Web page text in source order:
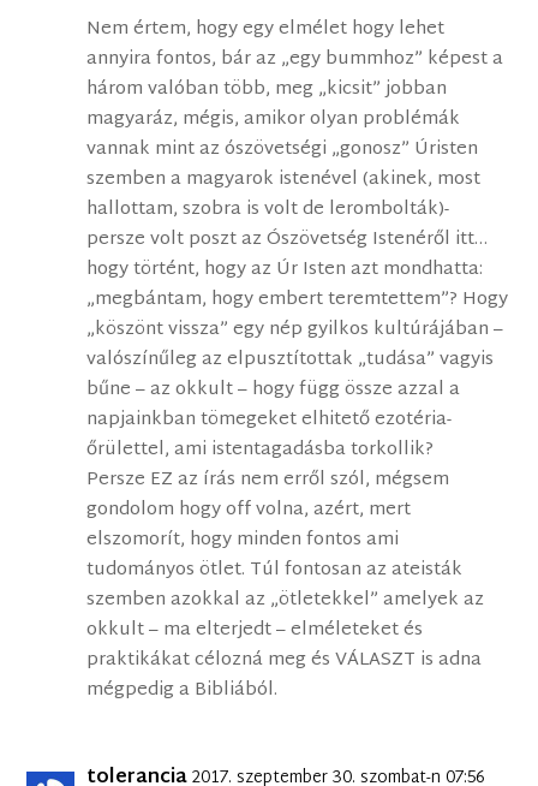
Nem értem, hogy egy elmélet hogy lehet
annyira fontos, bár az „egy bummhoz” képest a
három valóban több, meg „kicsit” jobban
magyaráz, mégis, amikor olyan problémák
vannak mint az ószövetségi „gonosz” Úristen
szemben a magyarok istenével (akinek, most
hallottam, szobra is volt de lerombolták)-
persze volt poszt az Ószövetség Istenéről itt…
hogy történt, hogy az Úr Isten azt mondhatta:
„megbántam, hogy embert teremtettem”? Hogy
„köszönt vissza” egy nép gyilkos kultúrájában –
valószínűleg az elpusztítottak „tudása” vagyis
bűne – az okkult – hogy függ össze azzal a
napjainkban tömegeket elhitető ezotéria-
őrülettel, ami istentagadásba torkollik?
Persze EZ az írás nem erről szól, mégsem
gondolom hogy off volna, azért, mert
elszomorít, hogy minden fontos ami
tudományos ötlet. Túl fontosan az ateisták
szemben azokkal az „ötletekkel” amelyek az
okkult – ma elterjedt – elméleteket és
praktikákat célozná meg és VÁLASZT is adna
mégpedig a Bibliából.
tolerancia2017. szeptember 30. szombat-n 07:56